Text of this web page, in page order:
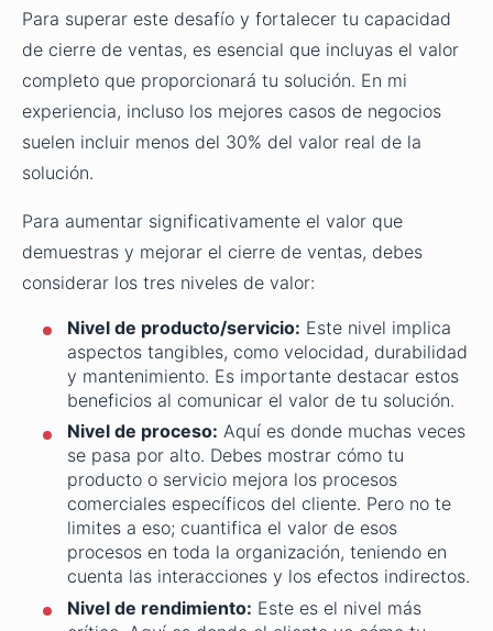
Para superar este desafío y fortalecer tu capacidad
de cierre de ventas, es esencial que incluyas el valor
completo que proporcionará tu solución. En mi
experiencia, incluso los mejores casos de negocios
suelen incluir menos del 30% del valor real de la
solución.
Para aumentar significativamente el valor que
demuestras y mejorar el cierre de ventas, debes
considerar los tres niveles de valor:
Nivel de producto/servicio: Este nivel implica
aspectos tangibles, como velocidad, durabilidad
y mantenimiento. Es importante destacar estos
beneficios al comunicar el valor de tu solución.
Nivel de proceso: Aquí es donde muchas veces
se pasa por alto. Debes mostrar cómo tu
producto o servicio mejora los procesos
comerciales específicos del cliente. Pero no te
limites a eso; cuantifica el valor de esos
procesos en toda la organización, teniendo en
cuenta las interacciones y los efectos indirectos.
Nivel de rendimiento: Este es el nivel más